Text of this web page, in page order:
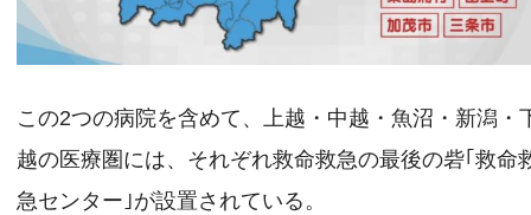
この2つの病院を含めて、上越・中越・魚沼・新潟・
越の医療圏には、それぞれ救命救急の最後の砦｢救命
急センター｣が設置されている。